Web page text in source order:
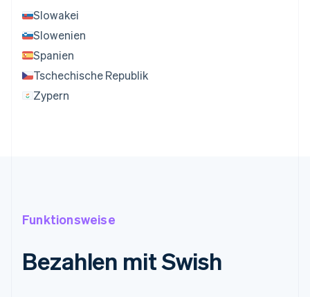
Slowakei
Slowenien
Spanien
Tschechische Republik
Zypern
Funktionsweise
Bezahlen mit Swish